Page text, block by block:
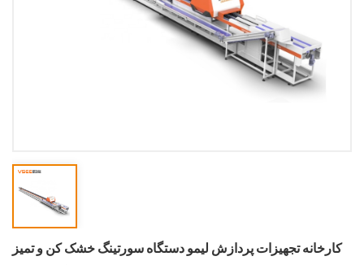
کارخانه تجهیزات پردازش لیمو دستگاه سورتینگ خشک کن و تمیز